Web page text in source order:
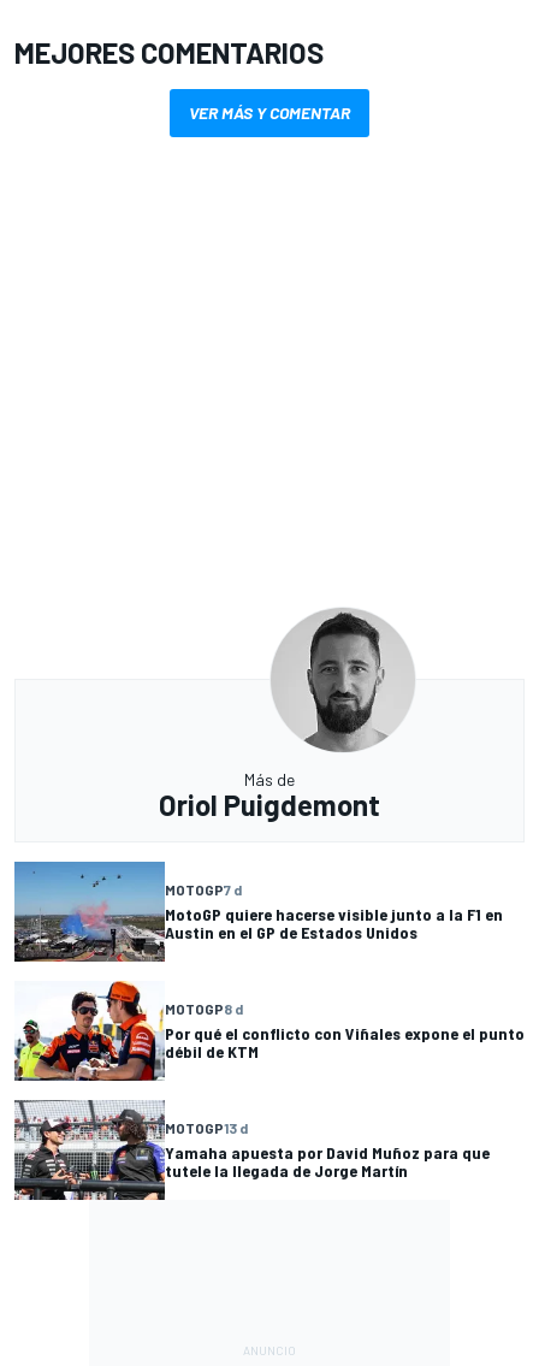
MEJORES COMENTARIOS
VER MÁS Y COMENTAR
Más de
Oriol Puigdemont
MOTOGP7 d
MotoGP quiere hacerse visible junto a la F1 en
Austin en el GP de Estados Unidos
MOTOGP8 d
Por qué el conflicto con Viñales expone el punto
débil de KTM
MOTOGP13 d
Yamaha apuesta por David Muñoz para que
tutele la llegada de Jorge Martín